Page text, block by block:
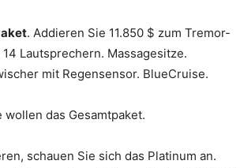
. Addieren Sie 11.850 $ zum Tremor-
Lautsprechern. Massagesitze.
mit Regensensor. BlueCruise.
das Gesamtpaket.
schauen Sie sich das Platinum an.